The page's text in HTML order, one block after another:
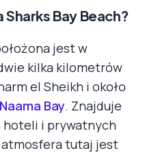
Bay Beach?
jest w
kilka kilometrów
el Sheikh i około
Naama Bay. Znajduje
hoteli i prywatnych
atmosfera tutaj jest